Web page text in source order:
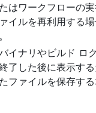
はワークフローの
イルを再利用する
イナリやビルド ロ
了した後に表示す
ファイルを保存す